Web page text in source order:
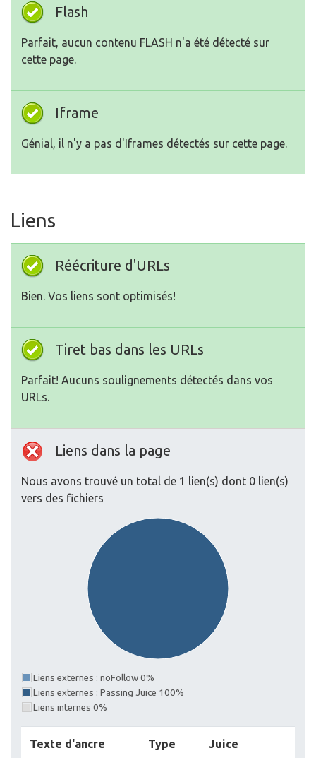
Flash
Parfait, aucun contenu FLASH n'a été détecté sur
cette page.
Iframe
Génial, il n'y a pas d'Iframes détectés sur cette page.
Liens
Réécriture d'URLs
Bien. Vos liens sont optimisés!
Tiret bas dans les URLs
Parfait! Aucuns soulignements détectés dans vos
URLs.
Liens dans la page
Nous avons trouvé un total de 1 lien(s) dont 0 lien(s)
vers des fichiers
Liens externes : noFollow 0%
Liens externes : Passing Juice 100%
Liens internes 0%
Texte d'ancre Type Juice